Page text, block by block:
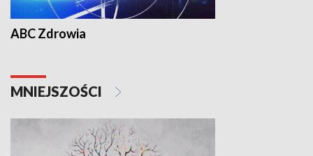
ABC Zdrowia
MNIEJSZOŚCI